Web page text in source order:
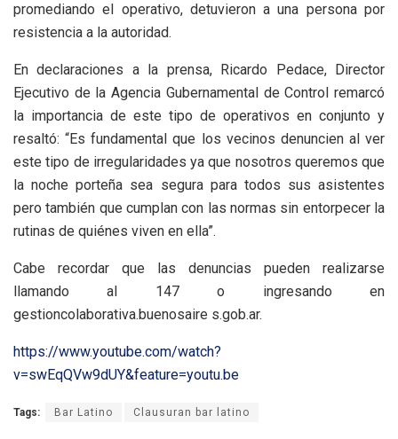
promediando el operativo, detuvieron a una persona por
resistencia a la autoridad.
En declaraciones a la prensa, Ricardo Pedace, Director
Ejecutivo de la Agencia Gubernamental de Control remarcó
la importancia de este tipo de operativos en conjunto y
resaltó: “Es fundamental que los vecinos denuncien al ver
este tipo de irregularidades ya que nosotros queremos que
la noche porteña sea segura para todos sus asistentes
pero también que cumplan con las normas sin entorpecer la
rutinas de quiénes viven en ella”.
Cabe recordar que las denuncias pueden realizarse
llamando al 147 o ingresando en
gestioncolaborativa.buenosaire s.gob.ar.
https://www.youtube.com/watch?
v=swEqQVw9dUY&feature=youtu.be
Tags: Bar Latino Clausuran bar latino